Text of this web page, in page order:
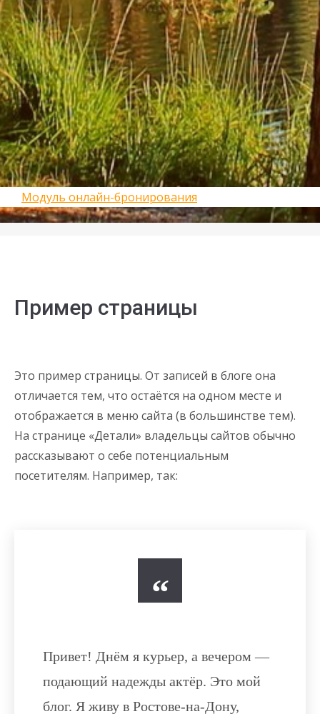
Модуль онлайн-бронирования
Пример страницы
Это пример страницы. От записей в блоге она
отличается тем, что остаётся на одном месте и
отображается в меню сайта (в большинстве тем).
На странице «Детали» владельцы сайтов обычно
рассказывают о себе потенциальным
посетителям. Например, так:
Привет! Днём я курьер, а вечером —
подающий надежды актёр. Это мой
блог. Я живу в Ростове-на-Дону,